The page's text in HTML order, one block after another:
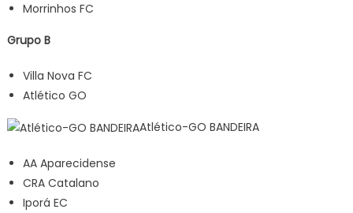
Morrinhos FC
Grupo B
Villa Nova FC
Atlético GO
Atlético-GO BANDEIRA
AA Aparecidense
CRA Catalano
Iporá EC